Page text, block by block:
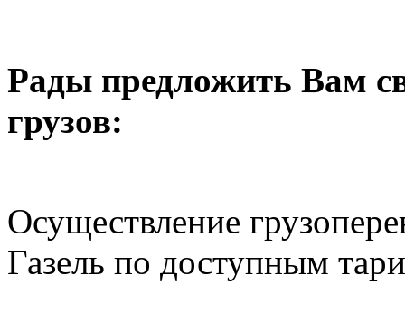
Рады предложить Вам
грузов:
Осуществление
Газель по доступным